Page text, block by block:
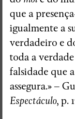
que a
igualmente a
verdadeiro e
toda a
falsidade que
assegura.» –
Espectáculo, p.